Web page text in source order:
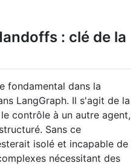
: clé de la
fondamental dans la
LangGraph. Il s'agit de la
contrôle à un autre agent,
Sans ce
isolé et incapable de
nécessitant des